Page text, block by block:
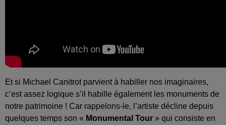
Et si Michael Canitrot parvient à habiller nos imaginaires,
c’est assez logique s’il habille également les monuments de
notre patrimoine ! Car rappelons-le, l’artiste décline depuis
quelques temps son « Monumental Tour » qui consiste en